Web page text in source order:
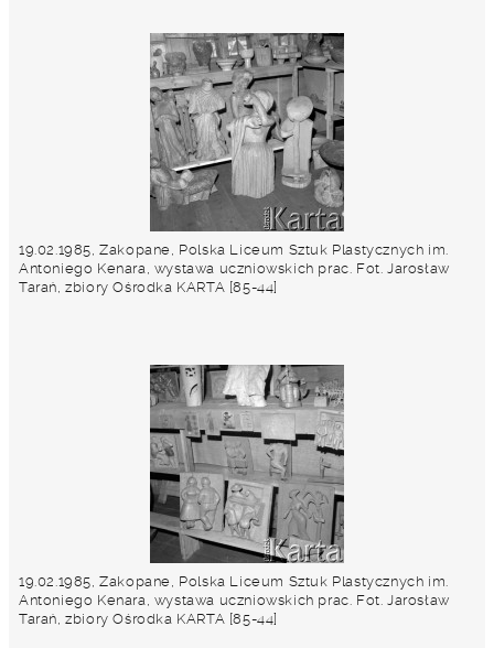
19.02.1985, Zakopane, Polska Liceum Sztuk Plastycznych im.
Antoniego Kenara, wystawa uczniowskich prac. Fot. Jarosław
Tarań, zbiory Ośrodka KARTA [85-44]
19.02.1985, Zakopane, Polska Liceum Sztuk Plastycznych im.
Antoniego Kenara, wystawa uczniowskich prac. Fot. Jarosław
Tarań, zbiory Ośrodka KARTA [85-44]